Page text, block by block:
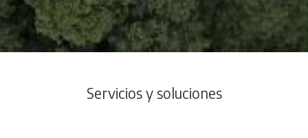
Servicios y soluciones